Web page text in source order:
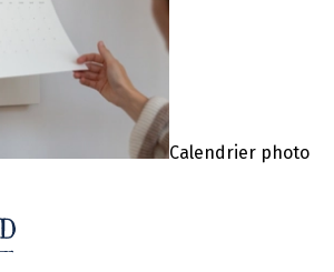
Calendrier photo